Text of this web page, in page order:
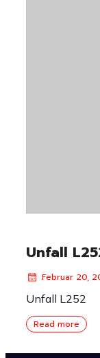
Unfall
Februar 20,
Unfall L252
Read more